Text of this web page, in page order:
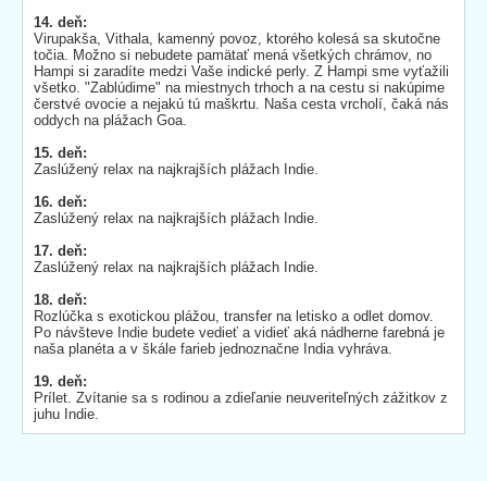
14. deň:
Virupakša, Vithala, kamenný povoz, ktorého kolesá sa skutočne
točia. Možno si nebudete pamätať mená všetkých chrámov, no
Hampi si zaradíte medzi Vaše indické perly. Z Hampi sme vyťažili
všetko. "Zablúdime" na miestnych trhoch a na cestu si nakúpime
čerstvé ovocie a nejakú tú maškrtu. Naša cesta vrcholí, čaká nás
oddych na plážach Goa.
15. deň:
Zaslúžený relax na najkrajších plážach Indie.
16. deň:
Zaslúžený relax na najkrajších plážach Indie.
17. deň:
Zaslúžený relax na najkrajších plážach Indie.
18. deň:
Rozlúčka s exotickou plážou, transfer na letisko a odlet domov.
Po návšteve Indie budete vedieť a vidieť aká nádherne farebná je
naša planéta a v škále farieb jednoznačne India vyhráva.
19. deň:
Prílet. Zvítanie sa s rodinou a zdieľanie neuveriteľných zážitkov z
juhu Indie.